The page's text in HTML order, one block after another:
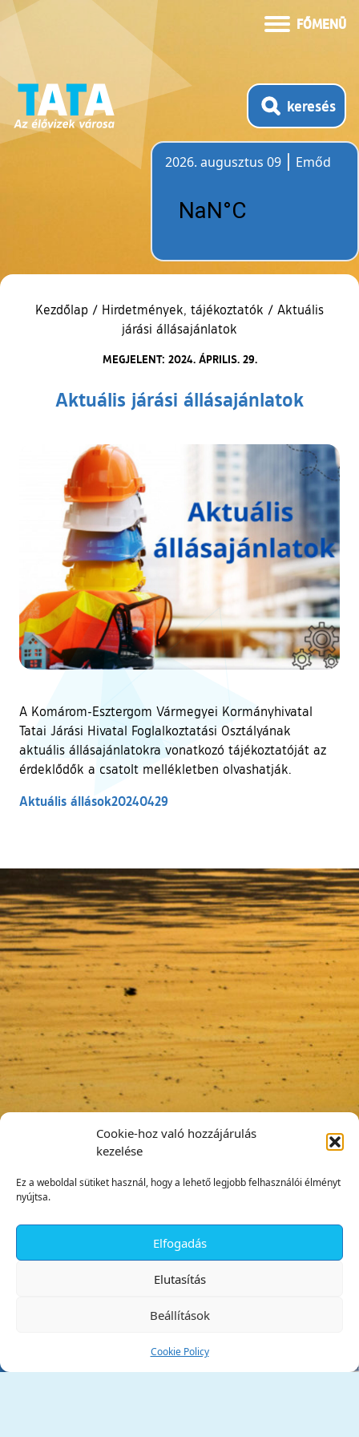
Cookie-hoz való hozzájárulás
kezelése
Ez a weboldal sütiket használ, hogy a lehető legjobb felhasználói élményt
nyújtsa.
Elfogadás
Elutasítás
Beállítások
Cookie Policy
FŐMENÜ
keresés
2026. augusztus 09
Emőd
Kezdőlap / Hirdetmények, tájékoztatók / Aktuális
járási állásajánlatok
MEGJELENT: 2024. ÁPRILIS. 29.
Aktuális járási állásajánlatok
A Komárom-Esztergom Vármegyei Kormányhivatal
Tatai Járási Hivatal Foglalkoztatási Osztályának
aktuális állásajánlatokra vonatkozó tájékoztatóját az
érdeklődők a csatolt mellékletben olvashatják.
Aktuális állások20240429
Tata Város Önkormányzata
✕